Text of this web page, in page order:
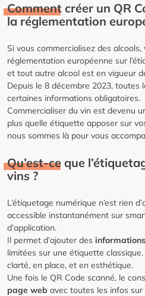
Comment créer un QR
la réglementation
Si vous commercialisez des alcools,
réglementation européenne sur
et tout autre alcool est en vigueur
Depuis le 8 décembre 2023,
certaines informations obligatoires.
Commercialiser du vin est devenu
plus quelle étiquette apposer sur
nous sommes là pour vous
Qu’est-ce que
vins ?
L’étiquetage numérique n’est rien
accessible instantanément sur
d’application.
Il permet d’ajouter des
limitées sur une étiquette
clarté, en place, et en esthétique.
Une fois le QR Code scanné, le
page web avec toutes les infos sur